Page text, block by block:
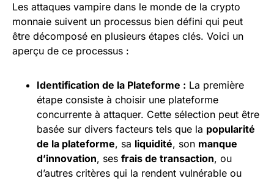
Les attaques vampire dans le monde de la crypto
monnaie suivent un processus bien défini qui peut
être décomposé en plusieurs étapes clés. Voici un
aperçu de ce processus :
Identification de la Plateforme : La première
étape consiste à choisir une plateforme
concurrente à attaquer. Cette sélection peut être
basée sur divers facteurs tels que la popularité
de la plateforme, sa liquidité, son manque
d’innovation, ses frais de transaction, ou
d’autres critères qui la rendent vulnérable ou